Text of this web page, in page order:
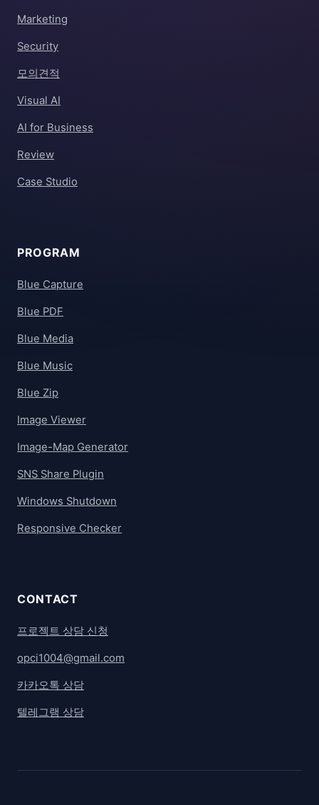
Marketing
Security
모의견적
Visual AI
AI for Business
Review
Case Studio
PROGRAM
Blue Capture
Blue PDF
Blue Media
Blue Music
Blue Zip
Image Viewer
Image-Map Generator
SNS Share Plugin
Windows Shutdown
Responsive Checker
CONTACT
프로젝트 상담 신청
opci1004@gmail.com
카카오톡 상담
텔레그램 상담